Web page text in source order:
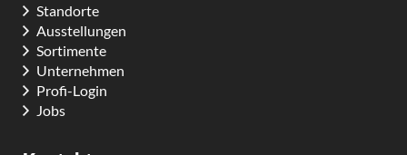
Standorte
Ausstellungen
Sortimente
Unternehmen
Profi-Login
Jobs